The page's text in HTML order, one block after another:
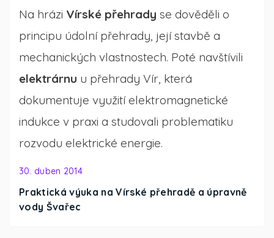
Praktická výuka na Vírské přehradě a úpravně
vody Švařec
30. duben 2014
Na hrázi Vírské přehrady se dověděli o
principu údolní přehrady, její stavbě a
mechanických vlastnostech. Poté navštívili
elektrárnu u přehrady Vír, která
dokumentuje využití elektromagnetické
indukce v praxi a studovali problematiku
rozvodu elektrické energie.